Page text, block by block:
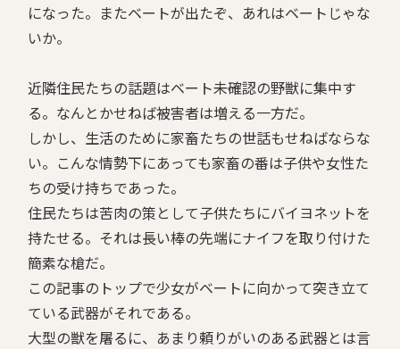
になった。またベートが出たぞ、あれはベートじゃな
いか。
近隣住民たちの話題はベート――未確認の野獣に集中す
る。なんとかせねば被害者は増える一方だ。
しかし、生活のために家畜たちの世話もせねばならな
い。こんな情勢下にあっても家畜の番は子供や女性た
ちの受け持ちであった。
住民たちは苦肉の策として子供たちにバイヨネットを
持たせる。それは長い棒の先端にナイフを取り付けた
簡素な槍だ。
この記事のトップで少女がベートに向かって突き立て
ている武器がそれである。
大型の獣を屠るに、あまり頼りがいのある武器とは言